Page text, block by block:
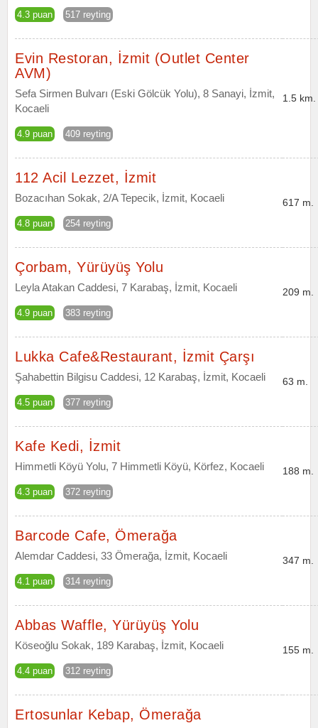
4.3 puan 517 reyting
Evin Restoran, İzmit (Outlet Center
AVM)
Sefa Sirmen Bulvarı (Eski Gölcük Yolu), 8 Sanayi, İzmit,
Kocaeli
4.9 puan 409 reyting
1.5 km.
112 Acil Lezzet, İzmit
Bozacıhan Sokak, 2/A Tepecik, İzmit, Kocaeli
4.8 puan 254 reyting
617 m.
Çorbam, Yürüyüş Yolu
Leyla Atakan Caddesi, 7 Karabaş, İzmit, Kocaeli
4.9 puan 383 reyting
209 m.
Lukka Cafe&Restaurant, İzmit Çarşı
Şahabettin Bilgisu Caddesi, 12 Karabaş, İzmit, Kocaeli
4.5 puan 377 reyting
63 m.
Kafe Kedi, İzmit
Himmetli Köyü Yolu, 7 Himmetli Köyü, Körfez, Kocaeli
4.3 puan 372 reyting
188 m.
Barcode Cafe, Ömerağa
Alemdar Caddesi, 33 Ömerağa, İzmit, Kocaeli
4.1 puan 314 reyting
347 m.
Abbas Waffle, Yürüyüş Yolu
Köseoğlu Sokak, 189 Karabaş, İzmit, Kocaeli
4.4 puan 312 reyting
155 m.
Ertosunlar Kebap, Ömerağa